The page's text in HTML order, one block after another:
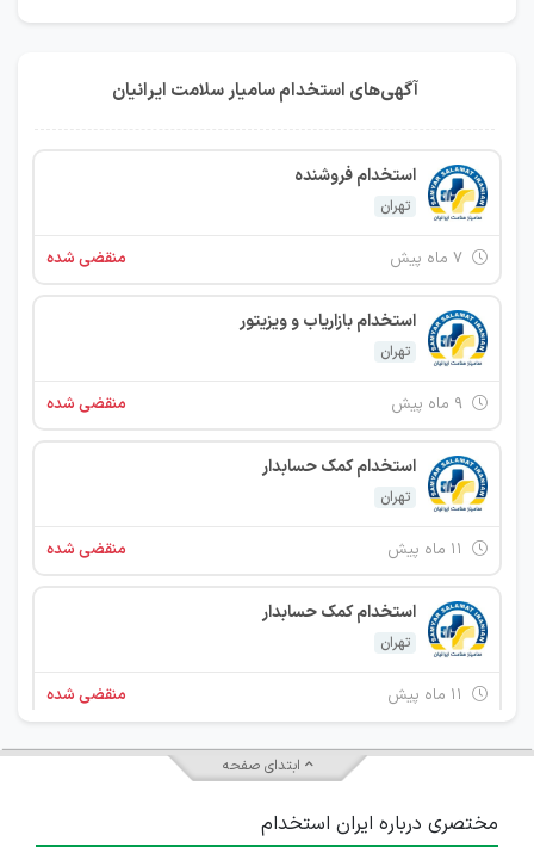
آگهی‌های استخدام سامیار سلامت ایرانیان
استخدام فروشنده
تهران
منقضی شده
استخدام بازاریاب و ویزیتور
تهران
منقضی شده
استخدام کمک حسابدار
تهران
منقضی شده
استخدام کمک حسابدار
تهران
منقضی شده
استخدام کمک حسابدار
۱ سال پیش منقضی شده
ابتدای صفحه
مختصری درباره ایران استخدام